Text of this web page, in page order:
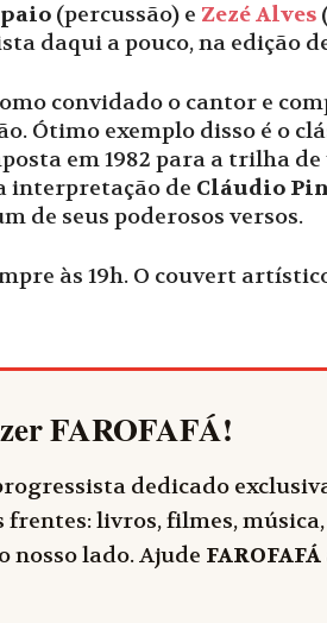
(percussão) e Zezé Alves
daqui a pouco, na edição
convidado o cantor e
Ótimo exemplo disso é o
em 1982 para a trilha de
interpretação de Cláudio
de seus poderosos versos.
às 19h. O couvert
FAROFAFÁ!
dedicado
livros, filmes, música,
nosso lado. Ajude FAROFAFÁ